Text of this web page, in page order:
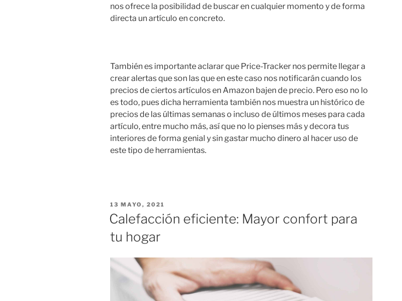
nos ofrece la posibilidad de buscar en cualquier momento y de forma
directa un artículo en concreto.
También es importante aclarar que Price-Tracker nos permite llegar a
crear alertas que son las que en este caso nos notificarán cuando los
precios de ciertos artículos en Amazon bajen de precio. Pero eso no lo
es todo, pues dicha herramienta también nos muestra un histórico de
precios de las últimas semanas o incluso de últimos meses para cada
artículo, entre mucho más, así que no lo pienses más y decora tus
interiores de forma genial y sin gastar mucho dinero al hacer uso de
este tipo de herramientas.
PUBLICADO
EL
13 MAYO, 2021
Calefacción eficiente: Mayor confort para
tu hogar